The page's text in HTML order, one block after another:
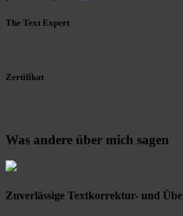
The Text Expert
Zertifikat
Was andere über mich sagen
Zuverlässige Textkorrektur- und